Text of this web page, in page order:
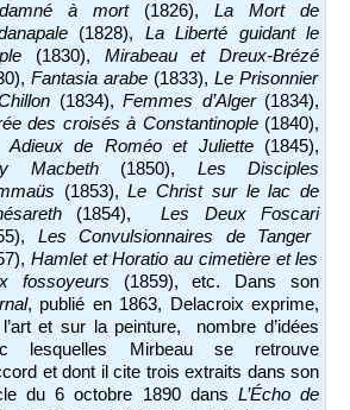
à mort(1826), La
Mort de
(1828), La Liberté guidant le
(1830), Mirabeau et Dreux-Brézé
Fantasia arabe (1833), Le Prisonnier
(1834),Femmes d’Alger(1834),
des croisés à Constantinople (1840),
Adieux de Roméo et Juliette(1845),
Macbeth(1850), Les Disciples
(1853),Le Christ sur le lac de
(1854),Les Deux Foscari
Les Convulsionnaires de Tanger
Hamlet et Horatio au cimetière et les
fossoyeurs (1859), etc. Dans son
, publié en 1863, Delacroix exprime,
et sur la peinture, nombre d’idées
lesquelles Mirbeau se retrouve
et dont il cite trois extraits dans son
du 6 octobre 1890 dans L’Écho de